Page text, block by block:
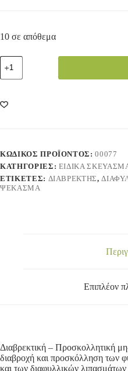
10 σε απόθεμα
ΚΩΔΙΚΌΣ ΠΡΟΪΌΝΤΟΣ:00077
ΚΑΤΗΓΟΡΊΕΣ: ΕΙΔΙΚΑ
ΕΤΙΚΈΤΕΣ: ΔΙΑΒΡΈΚΤΗΣ,
ΨΈΚΑΣΜΑ
Επιπλέον
Διαβρεκτική – Προσκολλητική
διαβροχή και προσκόλληση των
και των διαφυλλικών